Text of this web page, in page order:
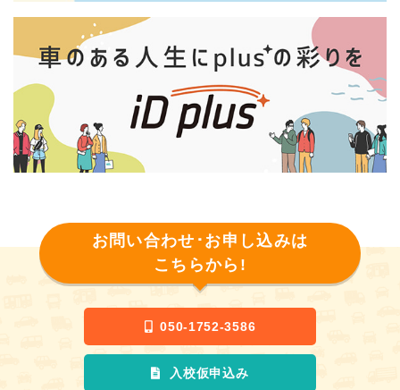
お問い合わせ･お申し込みは
こちらから!
050-1752-3586
入校仮申込み